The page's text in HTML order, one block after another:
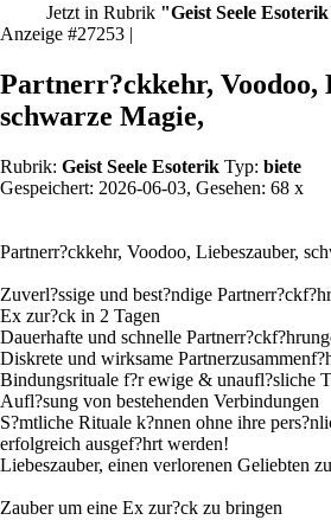
Jetzt in Rubrik "Geist Seele
Anzeige #27253 |
Partnerr?ckkehr, Voodoo,
schwarze Magie,
Rubrik: Geist Seele Esoterik Typ: biete
Gespeichert: 2026-06-03, Gesehen: 68 x
Partnerr?ckkehr, Voodoo, Liebeszauber,
Zuverl?ssige und best?ndige
Ex zur?ck in 2 Tagen
Dauerhafte und schnelle
Diskrete und wirksame
Bindungsrituale f?r ewige & unaufl?sliche
Aufl?sung von bestehenden Verbindungen
S?mtliche Rituale k?nnen ohne ihre
erfolgreich ausgef?hrt werden!
Liebeszauber, einen verlorenen Geliebten
Zauber um eine Ex zur?ck zu bringen